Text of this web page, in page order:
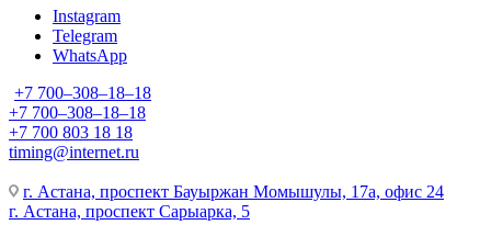
Instagram
Telegram
WhatsApp
+7 700‒308‒18‒18
+7 700‒308‒18‒18
+7 700 803 18 18
timing@internet.ru
г. Астана, проспект Бауыржан Момышулы, 17а, офис 24
г. Астана, проспект Сарыарка, 5